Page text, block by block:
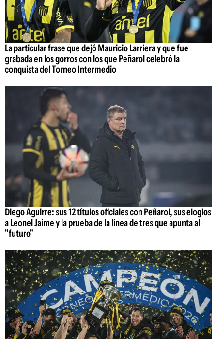
La particular frase que dejó Mauricio Larriera y que fue
grabada en los gorros con los que Peñarol celebró la
conquista del Torneo Intermedio
Diego Aguirre: sus 12 títulos oficiales con Peñarol, sus elogios
a Leonel Jaime y la prueba de la línea de tres que apunta al
"futuro"